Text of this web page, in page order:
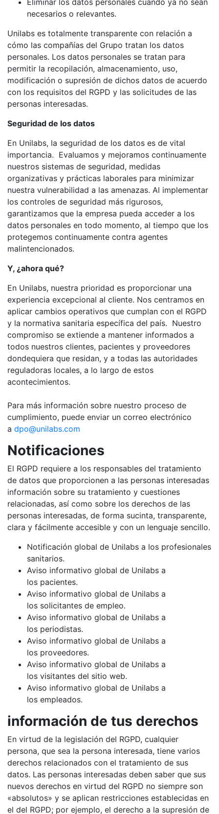
Eliminar los datos personales cuando ya no sean
necesarios o relevantes.
Unilabs es totalmente transparente con relación a
cómo las compañías del Grupo tratan los datos
personales. Los datos personales se tratan para
permitir la recopilación, almacenamiento, uso,
modificación o supresión de dichos datos de acuerdo
con los requisitos del RGPD y las solicitudes de las
personas interesadas.
Seguridad de los datos
En Unilabs, la seguridad de los datos es de vital
importancia. Evaluamos y mejoramos continuamente
nuestros sistemas de seguridad, medidas
organizativas y prácticas laborales para minimizar
nuestra vulnerabilidad a las amenazas. Al implementar
los controles de seguridad más rigurosos,
garantizamos que la empresa pueda acceder a los
datos personales en todo momento, al tiempo que los
protegemos continuamente contra agentes
malintencionados.
Y, ¿ahora qué?
En Unilabs, nuestra prioridad es proporcionar una
experiencia excepcional al cliente. Nos centramos en
aplicar cambios operativos que cumplan con el RGPD
y la normativa sanitaria específica del país. Nuestro
compromiso se extiende a mantener informados a
todos nuestros clientes, pacientes y proveedores
dondequiera que residan, y a todas las autoridades
reguladoras locales, a lo largo de estos
acontecimientos.
Para más información sobre nuestro proceso de
cumplimiento, puede enviar un correo electrónico
a dpo@unilabs.com
Notificaciones
El RGPD requiere a los responsables del tratamiento
de datos que proporcionen a las personas interesadas
información sobre su tratamiento y cuestiones
relacionadas, así como sobre los derechos de las
personas interesadas, de forma sucinta, transparente,
clara y fácilmente accesible y con un lenguaje sencillo.
Notificación global de Unilabs a los profesionales
sanitarios.
Aviso informativo global de Unilabs a
los pacientes.
Aviso informativo global de Unilabs a
los solicitantes de empleo.
Aviso informativo global de Unilabs a
los periodistas.
Aviso informativo global de Unilabs a
los proveedores.
Aviso informativo global de Unilabs a
los visitantes del sitio web.
Aviso informativo global de Unilabs a
los empleados.
información de tus derechos
En virtud de la legislación del RGPD, cualquier
persona, que sea la persona interesada, tiene varios
derechos relacionados con el tratamiento de sus
datos. Las personas interesadas deben saber que sus
nuevos derechos en virtud del RGPD no siempre son
«absolutos» y se aplican restricciones establecidas en
el del RGPD; por ejemplo, el derecho a la supresión de